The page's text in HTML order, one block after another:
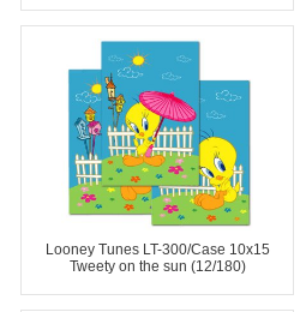
Looney Tunes LT-300/Case 10x15
Tweety on the sun (12/180)